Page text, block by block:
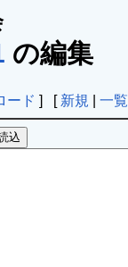
の編集
ード ] [ 新規 一覧